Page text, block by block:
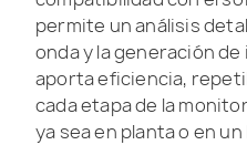
permite un análisis
onda y la generación de
aporta eficiencia,
cada etapa de la
ya sea en planta o en